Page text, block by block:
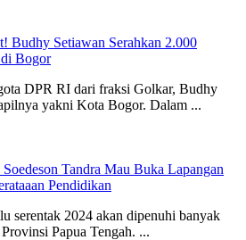
Budhy Setiawan Serahkan 2.000
Bogor
DPR RI dari fraksi Golkar, Budhy
yakni Kota Bogor. Dalam ...
Tandra Mau Buka Lapangan
Pendidikan
serentak 2024 akan dipenuhi banyak
Papua Tengah. ...